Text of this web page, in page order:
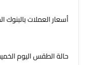
أسعار العملات بالبنوك
حالة الطقس اليوم الخميس 6 أغسطس 2026